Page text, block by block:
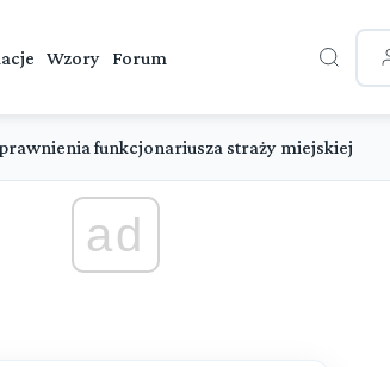
Wzory Forum
funkcjonariusza straży miejskiej
ad